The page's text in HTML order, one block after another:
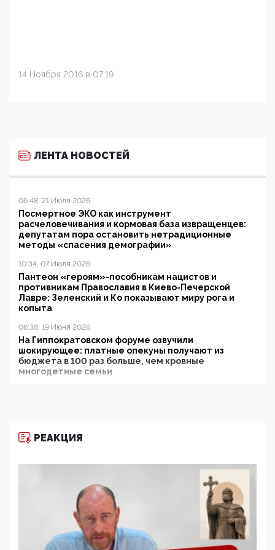
14 Ноября 2016 в 07:19
ЛЕНТА НОВОСТЕЙ
06:48, 21 Июля 2026
Посмертное ЭКО как инструмент
расчеловечивания и кормовая база извращенцев:
депутатам пора остановить нетрадиционные
методы «спасения демографии»
10:34, 07 Июля 2026
Пантеон «героям»-пособникам нацистов и
противникам Православия в Киево-Печерской
Лавре: Зеленский и Ко показывают миру рога и
копыта
06:38, 19 Июня 2026
На Гиппократовском форуме озвучили
шокирующее: платные опекуны получают из
бюджета в 100 раз больше, чем кровные
многодетные семьи
11:53, 09 Июня 2026
деятельность ИИТО ЮНЕСКО в России, но
цифроглобалисты продолжают определять
повестку в образовании
09:43, 01 Июня 2026
5G за счет здоровья граждан: Минцифры намерено
отобрать у регионов и муниципалитетов право
защищать жилые дома и социальные объекты от
РЕАКЦИЯ